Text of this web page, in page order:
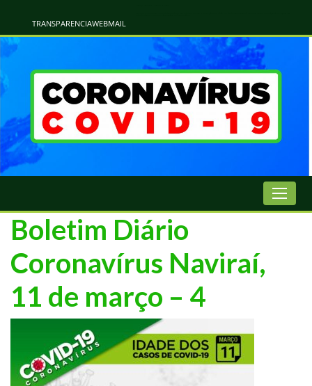
TRANSPARENCIAWEBMAIL
Boletim Diário
Coronavírus Naviraí,
11 de março – 4